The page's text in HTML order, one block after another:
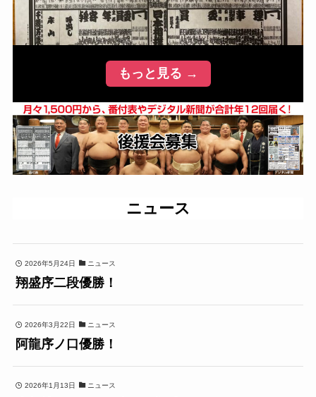
もっと見る →
ニュース
2026年5月24日 ニュース
翔盛序二段優勝！
2026年3月22日 ニュース
阿龍序ノ口優勝！
2026年1月13日 ニュース